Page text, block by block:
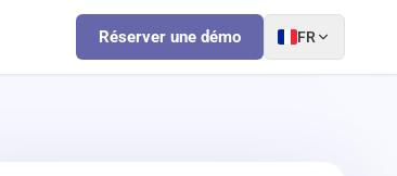
Réserver une démo FR